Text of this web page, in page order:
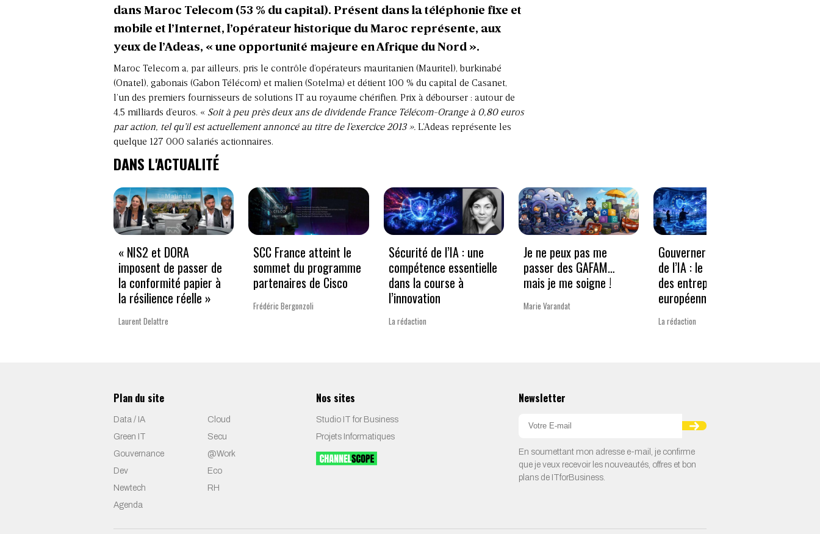
dans Maroc Telecom (53 % du capital). Présent dans la téléphonie fixe et
mobile et l’Internet, l’opérateur historique du Maroc représente, aux
yeux de l’Adeas, « une opportunité majeure en Afrique du Nord ».
Maroc Telecom a, par ailleurs, pris le contrôle d’opérateurs mauritanien (Mauritel), burkinabé
(Onatel), gabonais (Gabon Télécom) et malien (Sotelma) et détient 100 % du capital de Casanet,
l’un des premiers fournisseurs de solutions IT au royaume chérifien. Prix à débourser : autour de
4,5 milliards d’euros. « Soit à peu près deux ans de dividende France Télécom-Orange à 0,80 euros
par action, tel qu’il est actuellement annoncé au titre de l’exercice 2013 ». L’Adeas représente les
quelque 127 000 salariés actionnaires.
DANS L'ACTUALITÉ
« NIS2 et DORA
imposent de passer de
la conformité papier à
la résilience réelle »
Laurent Delattre
SCC France atteint le
sommet du programme
partenaires de Cisco
Frédéric Bergonzoli
Sécurité de l’IA : une
compétence essentielle
dans la course à
l’innovation
La rédaction
Je ne peux pas me
passer des GAFAM…
mais je me soigne !
Marie Varandat
Gouverner à la vitesse
de l’IA : le nouveau défi
des entreprises
européennes
La rédaction
Plan du site
Data / IA
Cloud
Green IT
Secu
Gouvernance
@Work
Dev
Eco
Newtech
RH
Agenda
Nos sites
Studio IT for Business
Projets Informatiques
Newsletter
En soumettant mon adresse e-mail, je confirme
que je veux recevoir les nouveautés, offres et bon
plans de ITforBusiness.